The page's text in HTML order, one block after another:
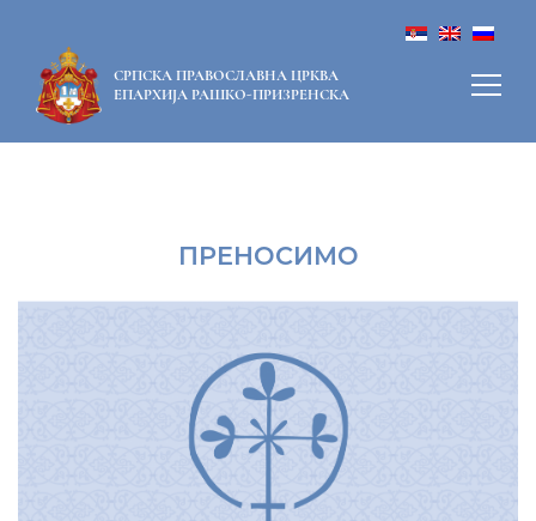
СРПСКА ПРАВОСЛАВНА ЦРКВА
ЕПАРХИЈА РАШКО-ПРИЗРЕНСКА
ПРЕНОСИМО